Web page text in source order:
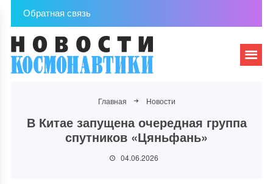
Обратная связь
Главная Новости
В Китае запущена очередная группа
спутников «Цяньфань»
04.06.2026